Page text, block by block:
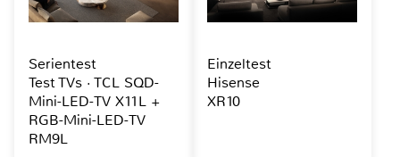
Serientest
Test TVs · TCL SQD-
Mini-LED-TV X11L +
RGB-Mini-LED-TV
RM9L
Einzeltest
Hisense
XR10